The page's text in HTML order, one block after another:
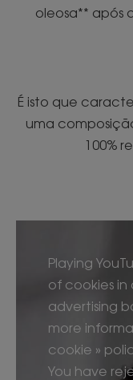
oleosa** após
É isto que
uma
100%
Playing
of cookies
advertising
more
cookie »
You have